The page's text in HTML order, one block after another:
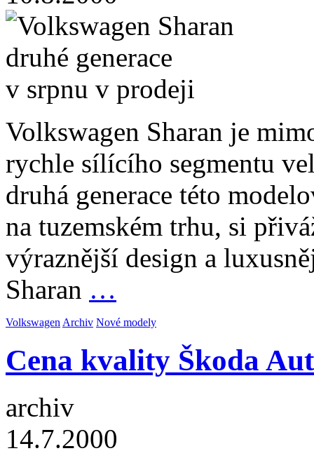
Volkswagen Sharan je
rychle sílícího segmentu
druhá generace této
na tuzemském trhu, si
výraznější design a
Sharan …
Volkswagen Archiv Nové modely
Cena kvality Škoda
archiv
14.7.2000